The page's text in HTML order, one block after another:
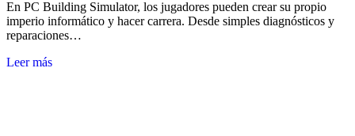
En PC Building Simulator, los jugadores pueden crear su propio
imperio informático y hacer carrera. Desde simples diagnósticos y
reparaciones…
Leer más